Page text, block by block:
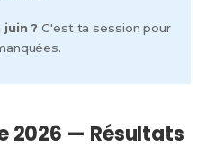
? C'est ta session pour
2026 — Résultats